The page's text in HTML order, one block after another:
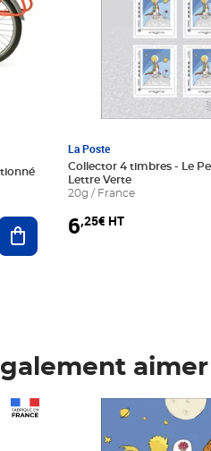
Ajouter au panier
La Poste
Collector 4 timbres - Le
Lettre Verte
20g / France
6,25€ HT
aimer
Prix 6,25€ HT